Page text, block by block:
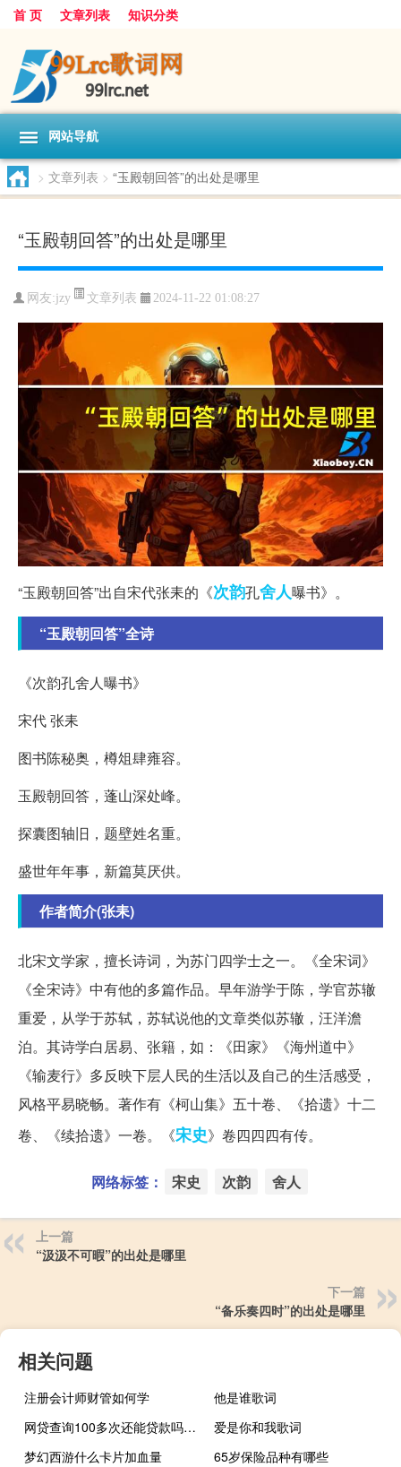
首 页 文章列表 知识分类
网站导航
> 文章列表 > “玉殿朝回答”的出处是哪里
“玉殿朝回答”的出处是哪里
网友:jzy 文章列表 2024-11-22 01:08:27
“玉殿朝回答”出自宋代张耒的《次韵孔舍人曝书》。
“玉殿朝回答”全诗
《次韵孔舍人曝书》
宋代 张耒
图书陈秘奥，樽俎肆雍容。
玉殿朝回答，蓬山深处峰。
探囊图轴旧，题壁姓名重。
盛世年年事，新篇莫厌供。
作者简介(张耒)
北宋文学家，擅长诗词，为苏门四学士之一。《全宋词》
《全宋诗》中有他的多篇作品。早年游学于陈，学官苏辙
重爱，从学于苏轼，苏轼说他的文章类似苏辙，汪洋澹
泊。其诗学白居易、张籍，如：《田家》《海州道中》
《输麦行》多反映下层人民的生活以及自己的生活感受，
风格平易晓畅。著作有《柯山集》五十卷、《拾遗》十二
卷、《续拾遗》一卷。《宋史》卷四四四有传。
网络标签： 宋史 次韵 舍人
上一篇
“汲汲不可暇”的出处是哪里
下一篇
“备乐奏四时”的出处是哪里
相关问题
注册会计师财管如何学
他是谁歌词
网贷查询100多次还能贷款吗（网贷查询110）
爱是你和我歌词
梦幻西游什么卡片加血量
65岁保险品种有哪些